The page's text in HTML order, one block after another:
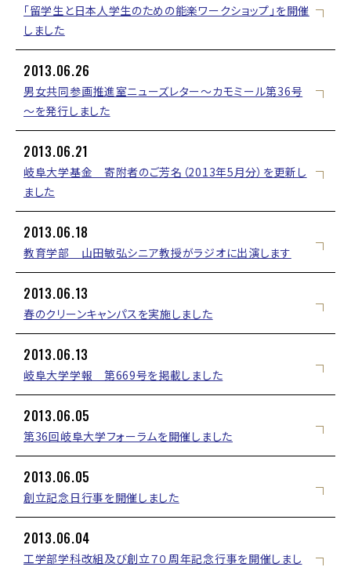
「留学生と日本人学生のための能楽ワークショップ」を開催
しました
2013.06.26
男女共同参画推進室ニューズレター～カモミール第36号
～を発行しました
2013.06.21
岐阜大学基金 寄附者のご芳名（2013年5月分）を更新し
ました
2013.06.18
教育学部 山田敏弘シニア教授がラジオに出演します
2013.06.13
春のクリーンキャンパスを実施しました
2013.06.13
岐阜大学学報 第669号を掲載しました
2013.06.05
第36回岐阜大学フォーラムを開催しました
2013.06.05
創立記念日行事を開催しました
2013.06.04
工学部学科改組及び創立７０周年記念行事を開催しまし